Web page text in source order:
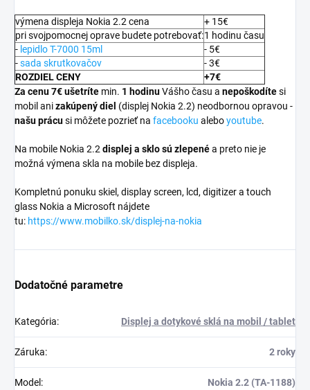
výmena displeja Nokia 2.2 cena
+ 15€
pri svojpomocnej oprave budete potrebovať:1 hodinu času
- lepidlo T-7000 15ml
- 5€
-sada skrutkovačov
- 3€
ROZDIEL CENY
+7€
Za cenu 7€ ušetríte min. 1 hodinuVášho času a nepoškodítesi
mobil anizakúpený diel (displej Nokia 2.2) neodbornou opravou -
našu prácusi môžete pozrieť na facebooku aleboyoutube.
Na mobile Nokia 2.2displej a sklo sú zlepenéa preto nie je
možná výmena skla na mobile bez displeja.
Kompletnú ponuku skiel, display screen, lcd, digitizer a touch
glass Nokia a Microsoft nájdete
tu: https://www.mobilko.sk/displej-na-nokia
Dodatočné parametre
Kategória: Displej a dotykové sklá na mobil / tablet
Záruka: 2 roky
Model : Nokia 2.2 (TA-1188)